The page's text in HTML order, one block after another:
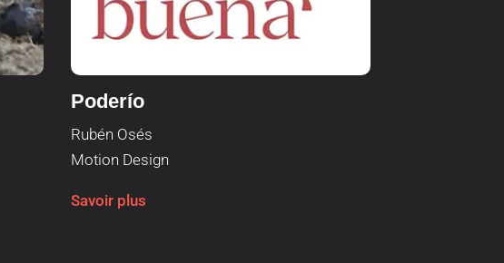
Poderío
Rubén Osés
Motion Design
Savoir plus